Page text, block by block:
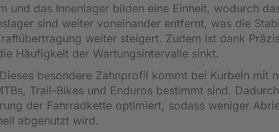
und das Innenlager bilden eine Einheit, wodurch
sind weiter voneinander entfernt, was die
weiter steigert. Zudem ist dank
Häufigkeit der Wartungsintervalle sinkt.
Dieses besondere Zahnprofil kommt bei Kurbeln mit
Trail-Bikes und Enduros bestimmt sind.
der Fahrradkette optimiert, sodass weniger
abgenutzt wird.